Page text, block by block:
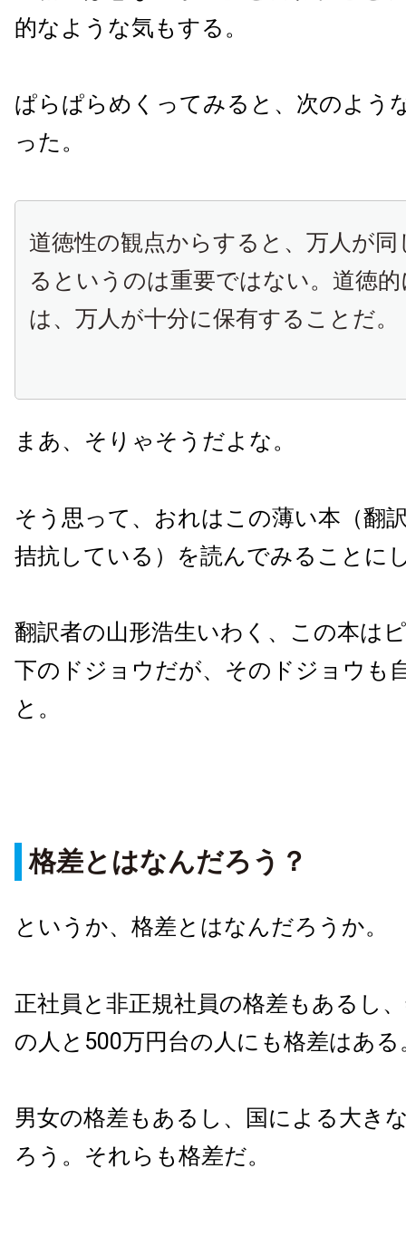
的なような気もする。
ぱらぱらめくってみると、次のよう
った。
道徳性の観点からすると、万人が
るというのは重要ではない。道徳
は、万人が十分に保有することだ。
まあ、そりゃそうだよな。
そう思って、おれはこの薄い本（翻
拮抗している）を読んでみることに
翻訳者の山形浩生いわく、この本は
下のドジョウだが、そのドジョウも
と。
格差とはなんだろう？
というか、格差とはなんだろうか。
正社員と非正規社員の格差もあるし
の人と500万円台の人にも格差はある
男女の格差もあるし、国による大き
ろう。それらも格差だ。